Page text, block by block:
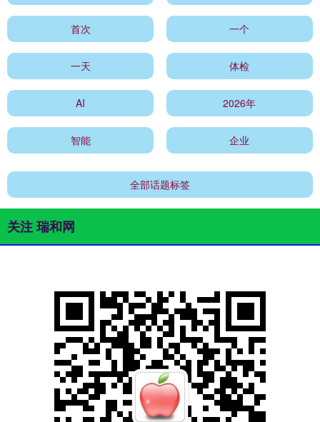
首次 一个
一天 体检
AI 2026年
智能 企业
全部话题标签
关注 瑞和网